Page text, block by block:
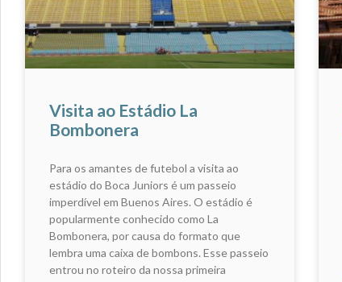
Visita ao Estádio La
Bombonera
Para os amantes de futebol a visita ao
estádio do Boca Juniors é um passeio
imperdível em Buenos Aires. O estádio é
popularmente conhecido como La
Bombonera, por causa do formato que
lembra uma caixa de bombons. Esse passeio
entrou no roteiro da nossa primeira